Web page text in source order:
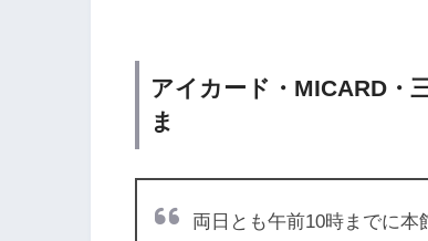
アイカード・MICARD・
ま
両日とも午前10時までに本